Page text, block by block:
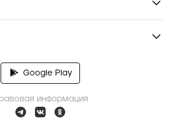
Google Play
информация